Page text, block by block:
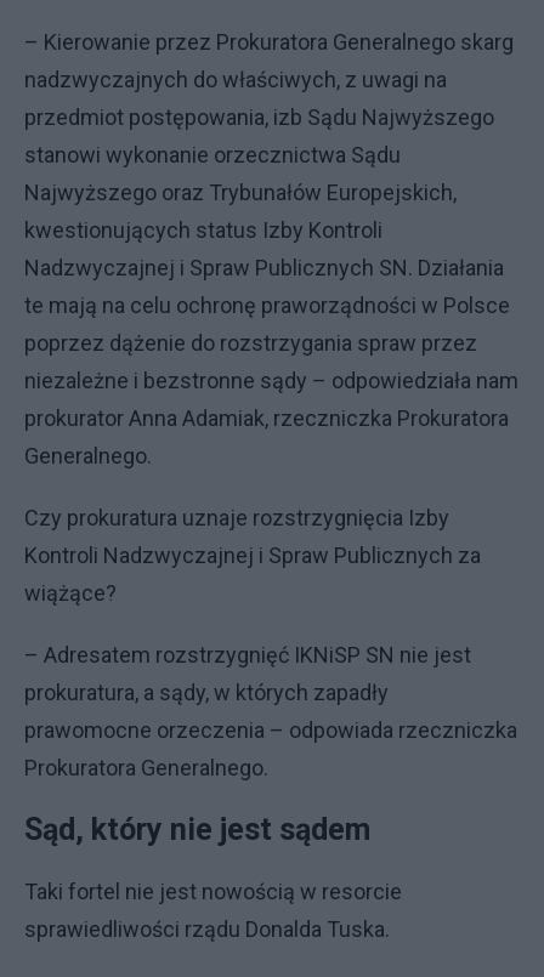
– Kierowanie przez Prokuratora Generalnego skarg
nadzwyczajnych do właściwych, z uwagi na
przedmiot postępowania, izb Sądu Najwyższego
stanowi wykonanie orzecznictwa Sądu
Najwyższego oraz Trybunałów Europejskich,
kwestionujących status Izby Kontroli
Nadzwyczajnej i Spraw Publicznych SN. Działania
te mają na celu ochronę praworządności w Polsce
poprzez dążenie do rozstrzygania spraw przez
niezależne i bezstronne sądy – odpowiedziała nam
prokurator Anna Adamiak, rzeczniczka Prokuratora
Generalnego.
Czy prokuratura uznaje rozstrzygnięcia Izby
Kontroli Nadzwyczajnej i Spraw Publicznych za
wiążące?
– Adresatem rozstrzygnięć IKNiSP SN nie jest
prokuratura, a sądy, w których zapadły
prawomocne orzeczenia – odpowiada rzeczniczka
Prokuratora Generalnego.
Sąd, który nie jest sądem
Taki fortel nie jest nowością w resorcie
sprawiedliwości rządu Donalda Tuska.